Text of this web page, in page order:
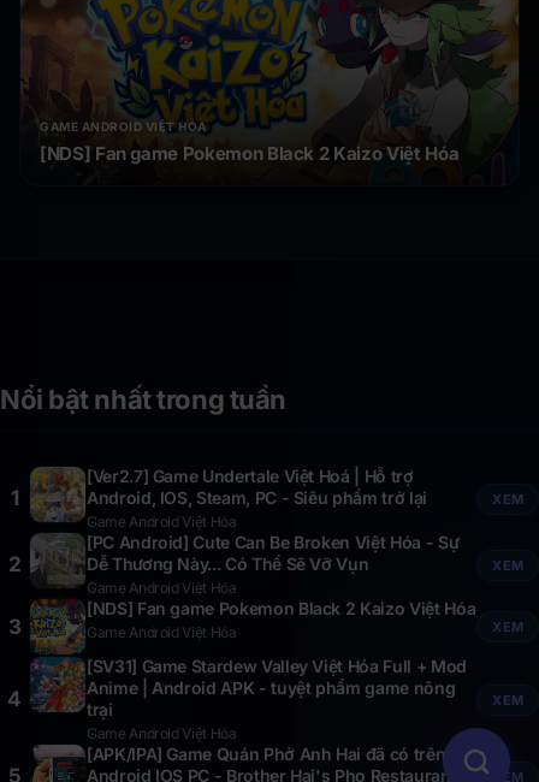
GAME ANDROID VIỆT HÓA
[NDS] Fan game Pokemon Black 2 Kaizo Việt Hóa
Nổi bật nhất trong tuần
1
[Ver2.7] Game Undertale Việt Hoá | Hỗ trợ
Android, IOS, Steam, PC - Siêu phẩm trở lại
Game Android Việt Hóa
XEM
2
[PC Android] Cute Can Be Broken Việt Hóa - Sự
Dễ Thương Này... Có Thể Sẽ Vỡ Vụn
Game Android Việt Hóa
XEM
3
[NDS] Fan game Pokemon Black 2 Kaizo Việt Hóa
Game Android Việt Hóa XEM
4
[SV31] Game Stardew Valley Việt Hóa Full + Mod
Anime | Android APK - tuyệt phẩm game nông
trại
Game Android Việt Hóa
XEM
5
[APK/IPA] Game Quán Phở Anh Hai đã có trên
Android IOS PC - Brother Hai's Pho Restaurant
XEM